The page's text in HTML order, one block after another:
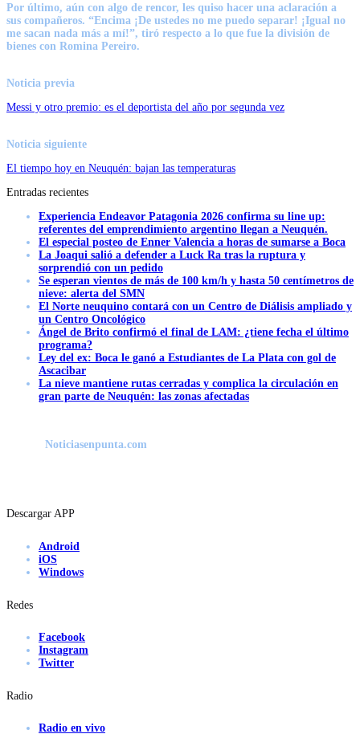
Por último, aún con algo de rencor, les quiso hacer una aclaración a
sus compañeros. “Encima ¡De ustedes no me puedo separar! ¡Igual no
me sacan nada más a mí!”, tiró respecto a lo que fue la división de
bienes con Romina Pereiro.
Noticia previa
Messi y otro premio: es el deportista del año por segunda vez
Noticia siguiente
El tiempo hoy en Neuquén: bajan las temperaturas
Entradas recientes
Experiencia Endeavor Patagonia 2026 confirma su line up:
referentes del emprendimiento argentino llegan a Neuquén.
El especial posteo de Enner Valencia a horas de sumarse a Boca
La Joaqui salió a defender a Luck Ra tras la ruptura y
sorprendió con un pedido
Se esperan vientos de más de 100 km/h y hasta 50 centímetros de
nieve: alerta del SMN
El Norte neuquino contará con un Centro de Diálisis ampliado y
un Centro Oncológico
Ángel de Brito confirmó el final de LAM: ¿tiene fecha el último
programa?
Ley del ex: Boca le ganó a Estudiantes de La Plata con gol de
Ascacibar
La nieve mantiene rutas cerradas y complica la circulación en
gran parte de Neuquén: las zonas afectadas
Noticiasenpunta.com
Descargar APP
Android
iOS
Windows
Redes
Facebook
Instagram
Twitter
Radio
Radio en vivo